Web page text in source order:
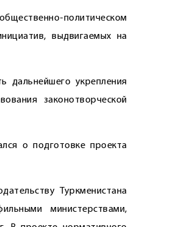
политическом
выдвигаемых на
дальнейшего укреп­ления
законотворческой
о подготовке проекта
Туркменистана
министерствами,